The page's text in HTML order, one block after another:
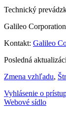
Technický
Galileo
Kontakt: Galileo
Posledná
Zmena vzhľadu,
Vyhlásenie o
Webové sídlo